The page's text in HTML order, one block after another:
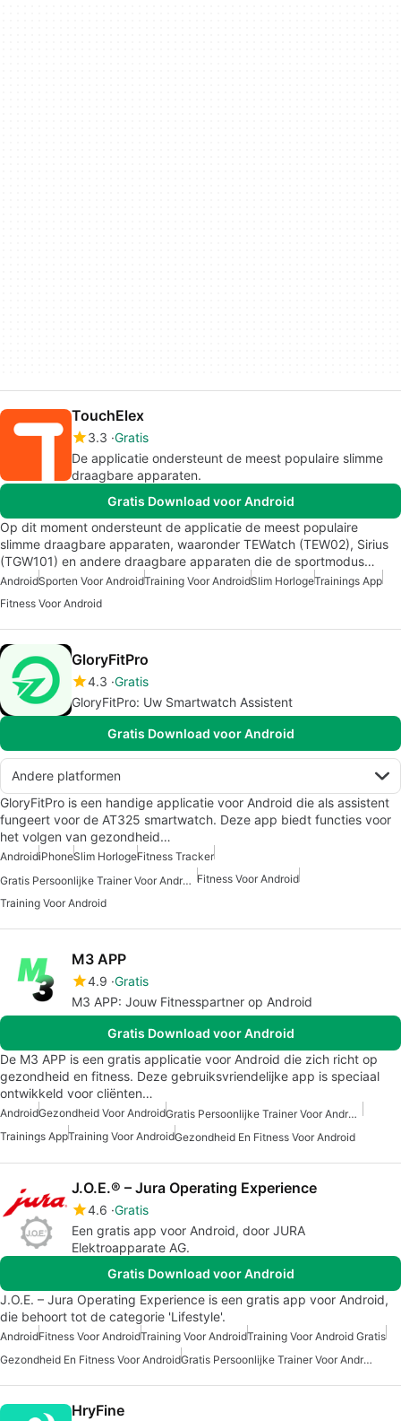
TouchElex
3.3 Gratis
De applicatie ondersteunt de meest populaire slimme
draagbare apparaten.
Gratis Download voor Android
Op dit moment ondersteunt de applicatie de meest populaire
slimme draagbare apparaten, waaronder TEWatch (TEW02), Sirius
(TGW101) en andere draagbare apparaten die de sportmodus…
AndroidSporten Voor AndroidTraining Voor AndroidSlim HorlogeTrainings App
Fitness Voor Android
GloryFitPro
4.3 Gratis
GloryFitPro: Uw Smartwatch Assistent
Gratis Download voor Android
Andere platformen
GloryFitPro is een handige applicatie voor Android die als assistent
fungeert voor de AT325 smartwatch. Deze app biedt functies voor
het volgen van gezondheid…
AndroidiPhoneSlim HorlogeFitness Tracker
Gratis Persoonlijke Trainer Voor Android Fitness Voor Android
Training Voor Android
M3 APP
4.9 Gratis
M3 APP: Jouw Fitnesspartner op Android
Gratis Download voor Android
De M3 APP is een gratis applicatie voor Android die zich richt op
gezondheid en fitness. Deze gebruiksvriendelijke app is speciaal
ontwikkeld voor cliënten…
AndroidGezondheid Voor Android
Gratis Persoonlijke Trainer Voor Android
Trainings AppTraining Voor AndroidGezondheid En Fitness Voor Android
J.O.E.® – Jura Operating Experience
4.6 Gratis
Een gratis app voor Android, door JURA
Elektroapparate AG.
Gratis Download voor Android
J.O.E. – Jura Operating Experience is een gratis app voor Android,
die behoort tot de categorie 'Lifestyle'.
AndroidFitness Voor AndroidTraining Voor AndroidTraining Voor Android Gratis
Gezondheid En Fitness Voor Android
Gratis Persoonlijke Trainer Voor Android
HryFine